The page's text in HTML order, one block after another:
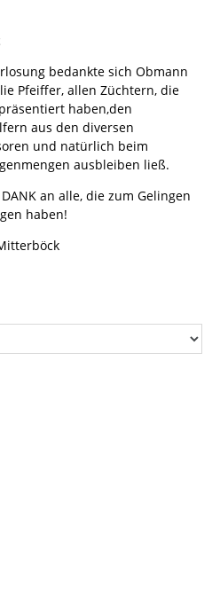
bedankte sich Obmann
Pfeiffer, allen Züchtern, die
haben,den
aus den diversen
und natürlich beim
ausbleiben ließ.
DANK an alle, die zum Gelingen
haben!